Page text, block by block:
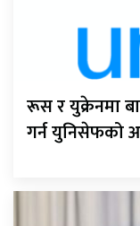
रूस र युक्रेनमा
गर्न युनिसेफको